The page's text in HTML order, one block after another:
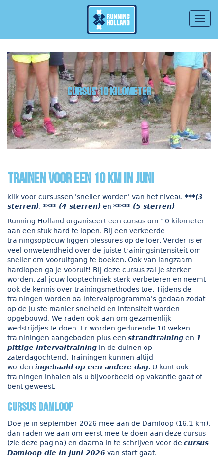
Overslaan en naar de inhoud gaan
cursus 10 kilometer
Trainen voor een 10 km in juni
klik voor cursussen 'sneller worden' van het niveau ***(3
sterren), **** (4 sterren) en ***** (5 sterren)
Running Holland organiseert een cursus om 10 kilometer
aan een stuk hard te lopen. Bij een verkeerde
trainingsopbouw liggen blessures op de loer. Verder is er
veel onwetendheid over de juiste trainingsintensiteit om
sneller om vooruitgang te boeken. Ook van langzaam
hardlopen ga je vooruit! Bij deze cursus zal je sterker
worden, zal jouw looptechniek sterk verbeteren en neemt
ook de kennis over trainingsmethodes toe. Tijdens de
trainingen worden oa intervalprogramma's gedaan zodat
op de juiste manier snelheid en intensiteit worden
opgebouwd. We raden ook aan om gezamenlijk
wedstrijdjes te doen. Er worden gedurende 10 weken
traininingen aangeboden plus een strandtraining en 1
pittige intervaltraining in de duinen op
zaterdagochtend. Trainingen kunnen altijd
worden ingehaald op een andere dag. U kunt ook
trainingen inhalen als u bijvoorbeeld op vakantie gaat of
bent geweest.
cursus Damloop
Doe je in september 2026 mee aan de Damloop (16,1 km),
dan raden we aan om eerst mee te doen aan deze cursus
(zie deze pagina) en daarna in te schrijven voor de cursus
Damloop die in juni 2026 van start gaat.